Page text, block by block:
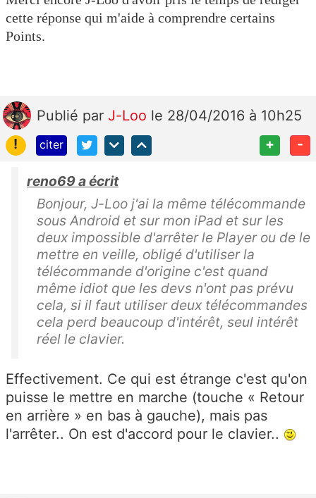
cette réponse qui m'aide à comprendre certains
Points.
Publié par J-Loo le 28/04/2016 à 10h25
!
citer + -
reno69 a écrit
Bonjour, J-Loo j'ai la même télécommande
sous Android et sur mon iPad et sur les
deux impossible d'arrêter le Player ou de le
mettre en veille, obligé d'utiliser la
télécommande d'origine c'est quand
même idiot que les devs n'ont pas prévu
cela, si il faut utiliser deux télécommandes
cela perd beaucoup d'intérêt, seul intérêt
réel le clavier.
Effectivement. Ce qui est étrange c'est qu'on
puisse le mettre en marche (touche « Retour
en arrière » en bas à gauche), mais pas
l'arrêter.. On est d'accord pour le clavier..